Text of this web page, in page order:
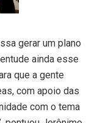
gerar um plano
ainda esse
que a gente
com apoio das
com o tema